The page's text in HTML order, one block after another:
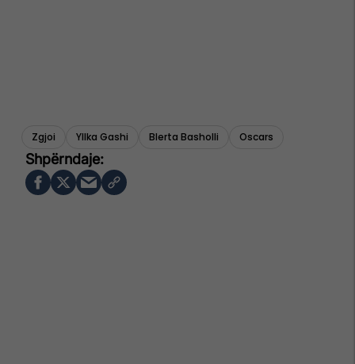
Zgjoi Yllka Gashi Blerta Basholli Oscars